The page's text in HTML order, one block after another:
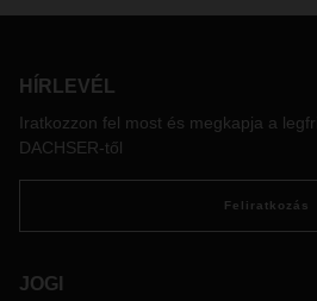
működik óramű precizitással a
történik, ha az óraműben elpattan
óhatatlanul előfordul. Nem meglepő
de az alábbiakban elmondjuk azt is,
menni a problémáknak, és a
létfontosságú, hogy a
HÍRLEVÉL
Iratkozzon fel most és megkapja a
DACHSER-től
Feliratkozás
JOGI